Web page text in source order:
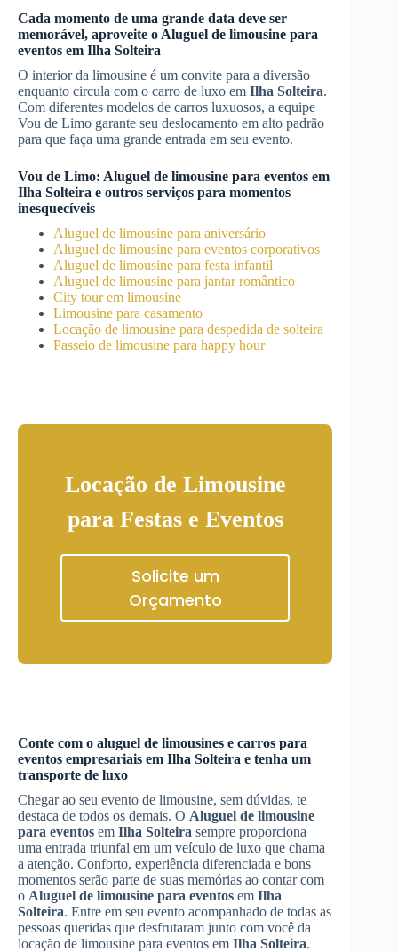
Cada momento de uma grande data deve ser
memorável, aproveite o Aluguel de limousine para
eventos em Ilha Solteira
O interior da limousine é um convite para a diversão
enquanto circula com o carro de luxo em Ilha Solteira.
Com diferentes modelos de carros luxuosos, a equipe
Vou de Limo garante seu deslocamento em alto padrão
para que faça uma grande entrada em seu evento.
Vou de Limo: Aluguel de limousine para eventos em
Ilha Solteira e outros serviços para momentos
inesquecíveis
Aluguel de limousine para aniversário
Aluguel de limousine para eventos corporativos
Aluguel de limousine para festa infantil
Aluguel de limousine para jantar romântico
City tour em limousine
Limousine para casamento
Locação de limousine para despedida de solteira
Passeio de limousine para happy hour
Locação de Limousine
para Festas e Eventos
Solicite um
Orçamento
Conte com o aluguel de limousines e carros para
eventos empresariais em Ilha Solteira e tenha um
transporte de luxo
Chegar ao seu evento de limousine, sem dúvidas, te
destaca de todos os demais. O Aluguel de limousine
para eventos em Ilha Solteira sempre proporciona
uma entrada triunfal em um veículo de luxo que chama
a atenção. Conforto, experiência diferenciada e bons
momentos serão parte de suas memórias ao contar com
o Aluguel de limousine para eventos em Ilha
Solteira. Entre em seu evento acompanhado de todas as
pessoas queridas que desfrutaram junto com você da
locação de limousine para eventos em Ilha Solteira.